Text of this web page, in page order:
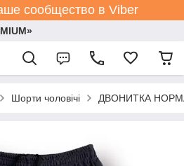
сообщество в Viber
Шорти чоловічі ДВОНИТКА НОРМА